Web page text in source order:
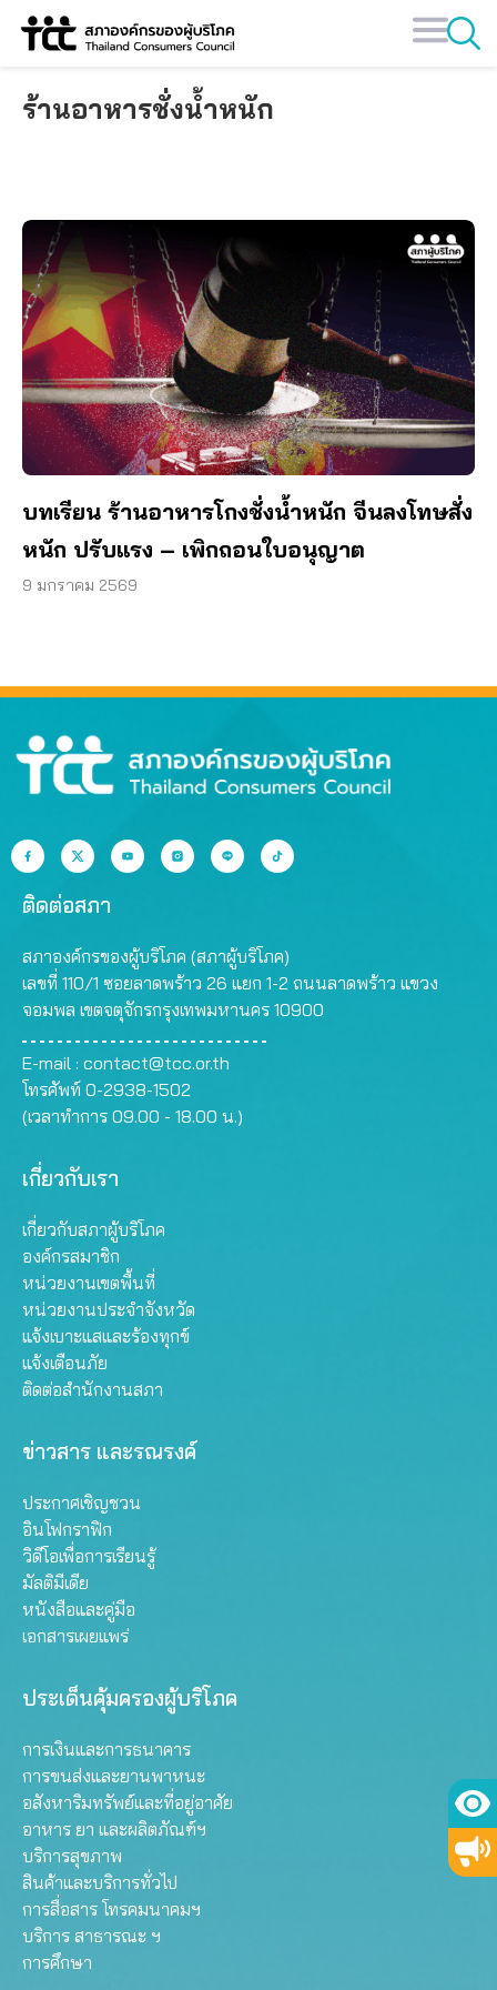
Skip
ร้านอาหารชั่งน้ำหนัก
บทเรียน ร้านอาหารโกงชั่งน้ำหนัก จีนลงโทษสั่ง
หนัก ปรับแรง – เพิกถอนใบอนุญาต
9 มกราคม 2569
ติดต่อสภา
สภาองค์กรของผู้บริโภค (สภาผู้บริโภค)
เลขที่ 110/1 ซอยลาดพร้าว 26 แยก 1-2 ถนนลาดพร้าว แขวง
จอมพล เขตจตุจักรกรุงเทพมหานคร 10900
E-mail : contact@tcc.or.th
โทรศัพท์ 0-2938-1502
(เวลาทำการ 09.00 - 18.00 น.)
เกี่ยวกับเรา
เกี่ยวกับสภาผู้บริโภค
องค์กรสมาชิก
หน่วยงานเขตพื้นที่
หน่วยงานประจำจังหวัด
แจ้งเบาะแสและร้องทุกข์
แจ้งเตือนภัย
ติดต่อสำนักงานสภา
ข่าวสาร และรณรงค์
ประกาศเชิญชวน
อินโฟกราฟิก
วิดีโอเพื่อการเรียนรู้
มัลติมีเดีย
หนังสือและคู่มือ
เอกสารเผยแพร่
ประเด็นคุ้มครองผู้บริโภค
การเงินและการธนาคาร
การขนส่งและยานพาหนะ
อสังหาริมทรัพย์และที่อยู่อาศัย
อาหาร ยา และผลิตภัณฑ์ฯ
บริการสุขภาพ
สินค้าและบริการทั่วไป
การสื่อสาร โทรคมนาคมฯ
บริการ สาธารณะ ฯ
การศึกษา